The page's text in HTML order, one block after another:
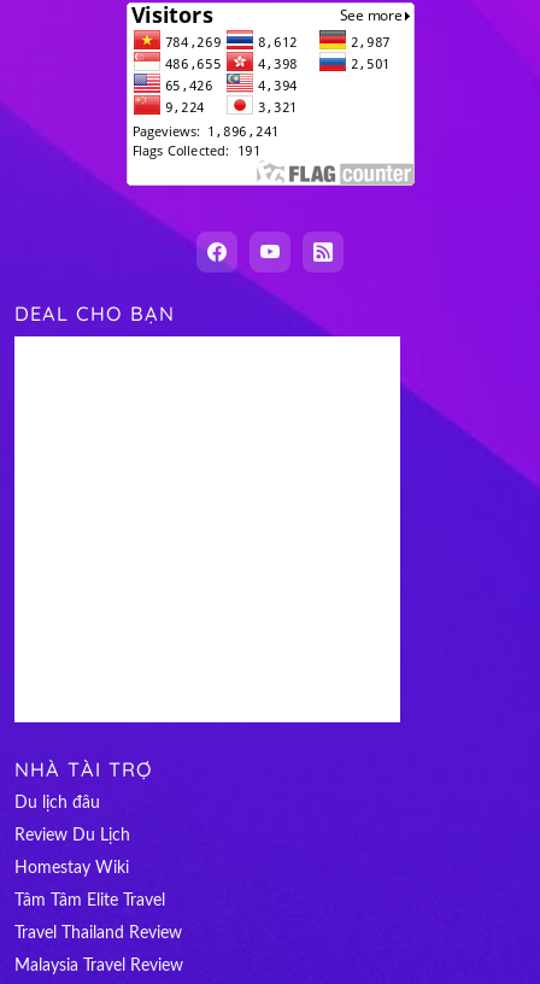
DEAL CHO BẠN
NHÀ TÀI TRỢ
Du lịch đâu
Review Du Lịch
Homestay Wiki
Tâm Tâm Elite Travel
Travel Thailand Review
Malaysia Travel Review